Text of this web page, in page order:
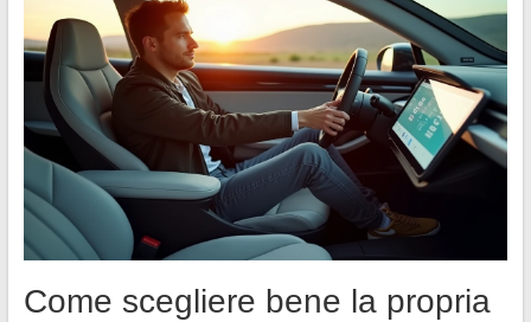
Come scegliere bene la propria